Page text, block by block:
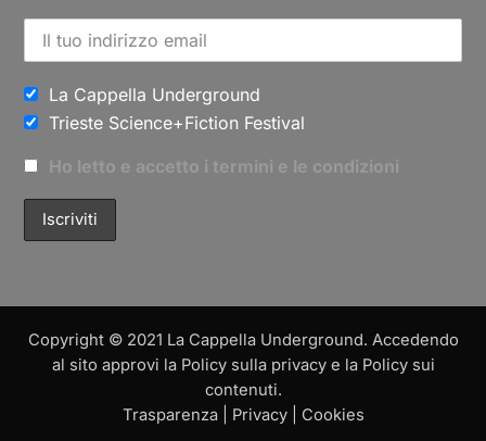
La Cappella Underground
Trieste Science+Fiction Festival
Ho letto e accetto i termini e le condizioni
Copyright © 2021 La Cappella Underground. Accedendo
al sito approvi la Policy sulla privacy e la Policy sui
contenuti.
Trasparenza| Privacy| Cookies